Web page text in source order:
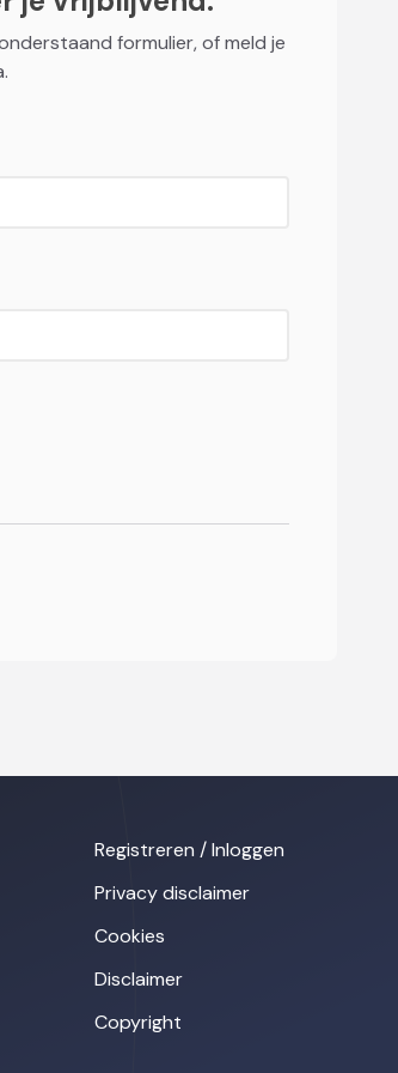
formulier, of meld je
Registreren / Inloggen
Privacy disclaimer
Cookies
Disclaimer
Copyright